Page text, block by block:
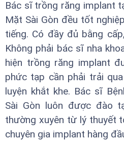
Bác sĩ trồng răng implant
Mặt Sài Gòn đều tốt
tiếng. Có đầy đủ bằng
Không phải bác sĩ nha
hiện trồng răng implant
phức tạp cần phải trải
luyện khắt khe. Bác sĩ
Sài Gòn luôn được đào
thường xuyên từ lý thuyết
chuyên gia implant hàng